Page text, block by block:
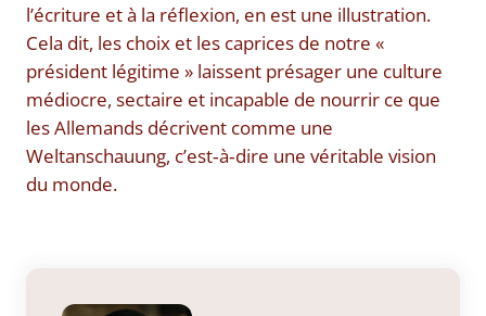
l’écriture et à la réflexion, en est une illustration.
Cela dit, les choix et les caprices de notre «
président légitime » laissent présager une culture
médiocre, sectaire et incapable de nourrir ce que
les Allemands décrivent comme une
Weltanschauung, c’est‑à‑dire une véritable vision
du monde.